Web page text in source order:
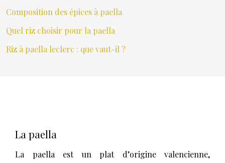
Composition des épices à paella
Quel riz choisir pour la paella
Riz à paella leclerc : que vaut-il ?
La paella
La paella est un plat d’origine valencienne,